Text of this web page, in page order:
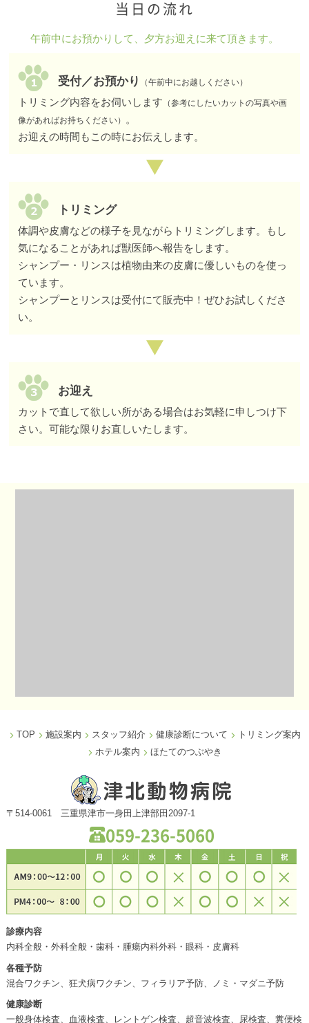
当日の流れ
午前中にお預かりして、夕方お迎えに来て頂きます。
受付／お預かり （午前中にお越しください）
トリミング内容をお伺いします （参考にしたいカットの写真や画
像があればお持ちください）
。
お迎えの時間もこの時にお伝えします。
トリミング
体調や皮膚などの様子を見ながらトリミングします。もし
気になることがあれば獣医師へ報告をします。
シャンプー・リンスは植物由来の皮膚に優しいものを使っ
ています。
シャンプーとリンスは受付にて販売中！ぜひお試しくださ
い。
お迎え
カットで直して欲しい所がある場合はお気軽に申しつけ下
さい。可能な限りお直しいたします。
TOP 施設案内 スタッフ紹介 健康診断について
トリミング案内
ホテル案内
ほたてのつぶやき
〒514-0061 三重県津市一身田上津部田2097-1
059-236-5060
診療内容
内科全般・外科全般・歯科・腫瘍内科外科・眼科・皮膚科
各種予防
混合ワクチン、狂犬病ワクチン、フィラリア予防、ノミ・マダニ予防
健康診断
一般身体検査、血液検査、レントゲン検査、超音波検査、尿検査、糞便検